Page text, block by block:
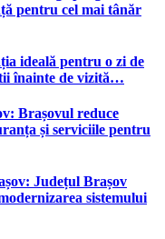
pentru cel mai tânăr
ideală pentru o zi de
înainte de vizită…
Brașovul reduce
și serviciile pentru
Județul Brașov
sistemului